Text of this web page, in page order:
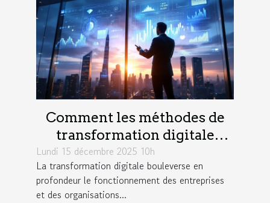
Comment les méthodes de
transformation digitale
influencent-elles la
productivité?
Lundi 15 décembre 2025 10h
La transformation digitale bouleverse en
profondeur le fonctionnement des entreprises
et des organisations...